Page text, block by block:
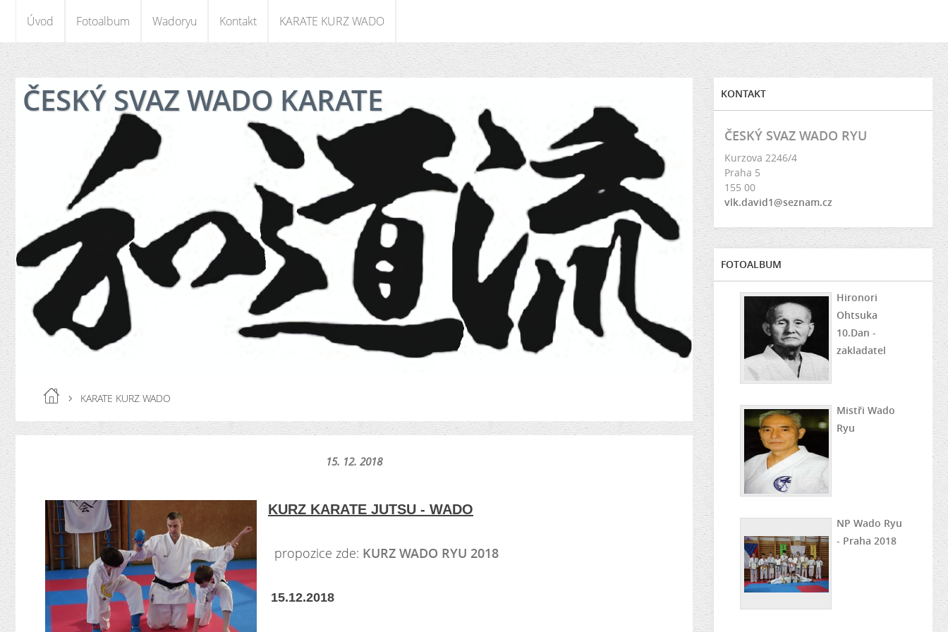
Úvod Fotoalbum Wadoryu Kontakt KARATE KURZ WADO
ČESKÝ SVAZ WADO KARATE
KARATE KURZ WADO
15. 12. 2018
KURZ KARATE JUTSU - WADO
propozice zde: KURZ WADO RYU 2018
15.12.2018
KONTAKT
ČESKÝ SVAZ WADO RYU
Kurzova 2246/4
Praha 5
155 00
vlk.david1@seznam.cz
FOTOALBUM
Hironori
Ohtsuka
10.Dan -
zakladatel
Mistři Wado
Ryu
NP Wado Ryu
- Praha 2018